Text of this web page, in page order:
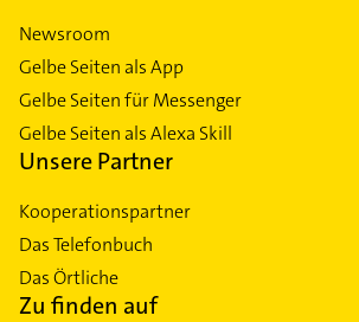
Newsroom
Gelbe Seiten als App
Gelbe Seiten für Messenger
Gelbe Seiten als Alexa Skill
Unsere Partner
Kooperationspartner
Das Telefonbuch
Das Örtliche
Zu finden auf